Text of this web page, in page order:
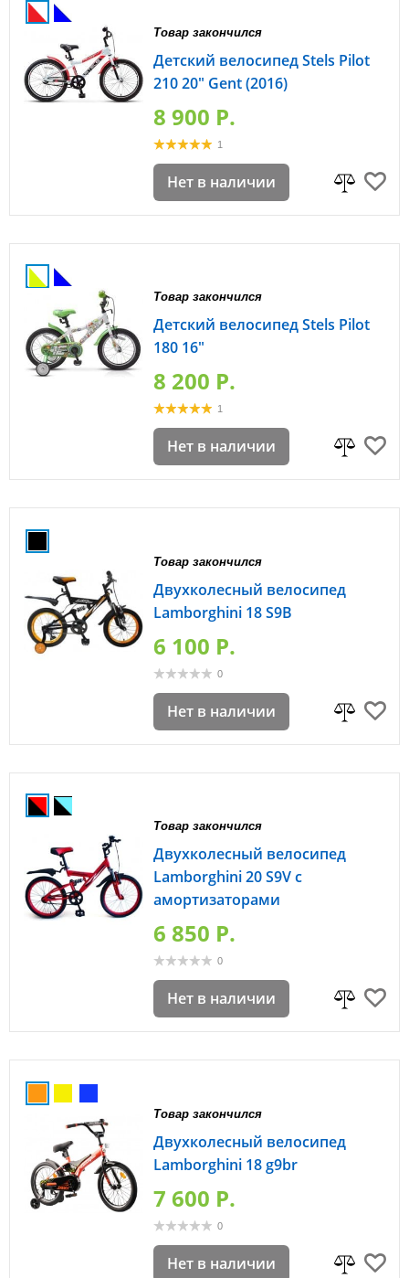
Товар закончился
Детский велосипед Stels Pilot
210 20" Gent (2016)
8 900 P.
1
Нет в наличии
Товар закончился
Детский велосипед Stels Pilot
180 16"
8 200 P.
1
Нет в наличии
Товар закончился
Двухколесный велосипед
Lamborghini 18 S9B
6 100 P.
0
Нет в наличии
Товар закончился
Двухколесный велосипед
Lamborghini 20 S9V с
амортизаторами
6 850 P.
0
Нет в наличии
Товар закончился
Двухколесный велосипед
Lamborghini 18 g9br
7 600 P.
0
Нет в наличии